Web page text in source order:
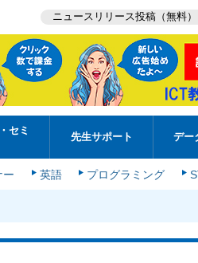
ニュースリリース投稿（無料）
セミ
先生サポート デー
ー 英語 プログラミング